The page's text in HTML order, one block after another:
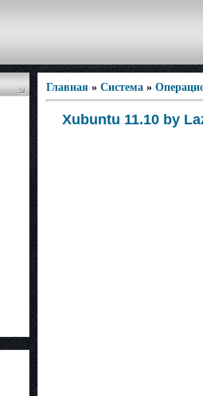
Главная » Система »
Xubuntu 11.10 by